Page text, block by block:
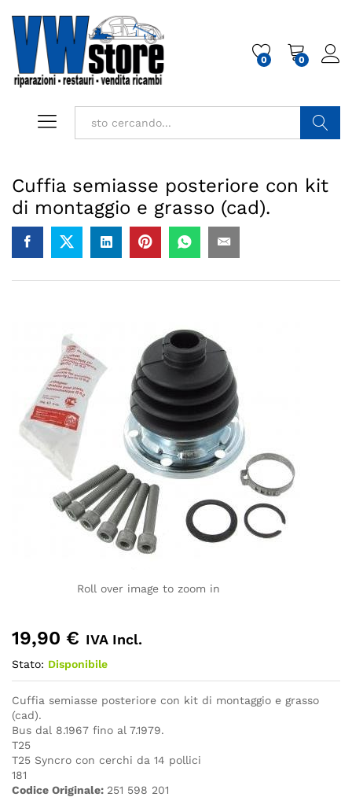
0 0
Cuffia semiasse posteriore con kit
di montaggio e grasso (cad).
Roll over image to zoom in
19,90 € IVA Incl.
Stato: Disponibile
Cuffia semiasse posteriore con kit di montaggio e grasso
(cad).
Bus dal 8.1967 fino al 7.1979.
T25
T25 Syncro con cerchi da 14 pollici
181
Codice Originale: 251 598 201